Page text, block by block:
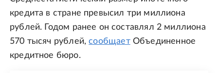
кредита в стране превысил три миллиона
рублей. Годом ранее он составлял 2 миллиона
570 тысяч рублей,сообщаетОбъединенное
кредитное бюро.